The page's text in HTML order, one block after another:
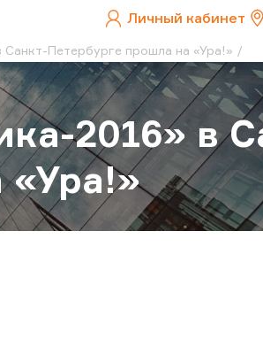
Личный кабинет
Петербурге прошла на «Ура!»
2016» в
«Ура!»